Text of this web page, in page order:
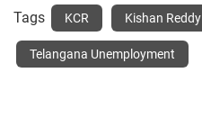
Tags KCR Kishan Reddy
Telangana Unemployment